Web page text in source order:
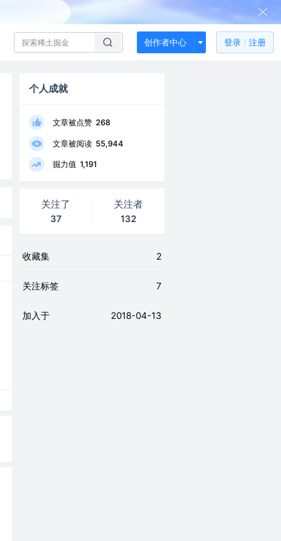
创作者中心 登录 注册
个人成就
文章被点赞 268
文章被阅读 55,944
掘力值 1,191
关注了
37
关注者
132
收藏集 2
关注标签 7
加入于 2018-04-13